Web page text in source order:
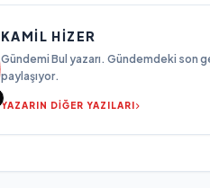
KAMIL HIZER
Gündemi Bul yazarı. Gündemdeki son
paylaşıyor.
YAZARIN DİĞER YAZILARI